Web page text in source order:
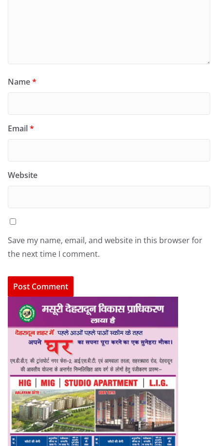
Name*
Email*
Website
Save my name, email, and website in this browser for
the next time I comment.